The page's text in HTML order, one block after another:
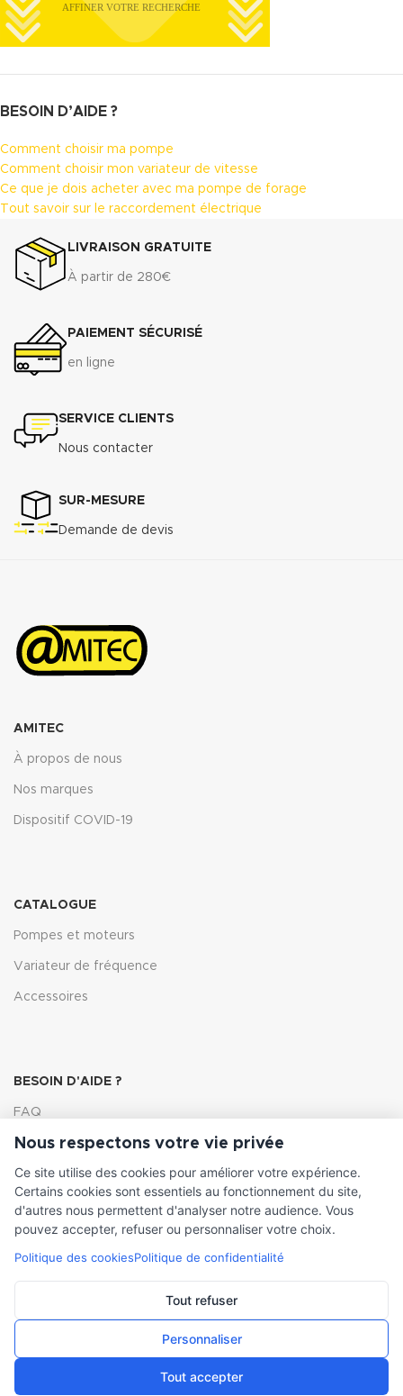
BESOIN D’AIDE ?
Comment choisir ma pompe
Comment choisir mon variateur de vitesse
Ce que je dois acheter avec ma pompe de forage
Tout savoir sur le raccordement électrique
LIVRAISON GRATUITE
À partir de 280€
PAIEMENT SÉCURISÉ
en ligne
SERVICE CLIENTS
Nous contacter
SUR-MESURE
Demande de devis
AMITEC
À propos de nous
Nos marques
Dispositif COVID-19
CATALOGUE
Pompes et moteurs
Variateur de fréquence
Accessoires
BESOIN D'AIDE ?
FAQ
Lexique
Comment choisir ma pompe
INFORMATIONS LÉGALES
Mentions légales
Nous respectons votre vie privée
Ce site utilise des cookies pour améliorer votre expérience.
Certains cookies sont essentiels au fonctionnement du site,
d'autres nous permettent d'analyser notre audience. Vous
pouvez accepter, refuser ou personnaliser votre choix.
Politique des cookiesPolitique de confidentialité
Tout refuser
Personnaliser
Tout accepter